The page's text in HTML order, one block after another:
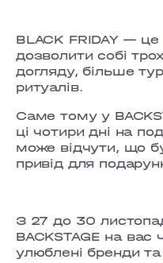
BLACK FRIDAY —
дозволити собі
догляду, більше
ритуалів.
Саме тому у
ці чотири дні на
може відчути, що
привід для
З 27 до 30
BACKSTAGE на
улюблені бренди